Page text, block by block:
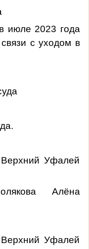
июле 2023 года
с уходом в
Уфалей
Алёна
Уфалей